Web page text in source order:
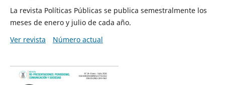
La revista Políticas Públicas se publica semestralmente los
meses de enero y julio de cada año.
Ver revista
Número actual